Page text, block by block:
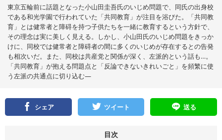
オ
ン
ラ
イ
ン
）
東京五輪前に話題となった小山田圭吾氏のいじめ問題で、同氏の出身校
である和光学園で行われていた「共同教育」が注目を浴びた。「共同教
育」とは健常者と障碍を持つ子供たちを一緒に教育するという方針で、
その理念は実に美しく見える。しかし、小山田氏のいじめ問題をきっか
けに、同校では健常者と障碍者の間に多くのいじめが存在するとの告発
も相次いだ。また、同校は共産党と関係が深く、左派的という話も…。
「共同教育」が抱える問題点と「反論できないきれいごと」を頻繁に使
う左派の共通点に切り込む―
シェア ツイート 送る
目次